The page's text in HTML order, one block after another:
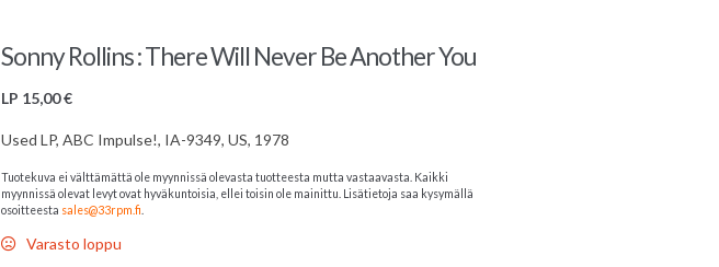
Sonny Rollins : There Will Never Be Another You
LP 15,00€
Used LP, ABC Impulse!, IA-9349, US, 1978
Tuotekuva ei välttämättä ole myynnissä olevasta tuotteesta mutta vastaavasta. Kaikki
myynnissä olevat levyt ovat hyväkuntoisia, ellei toisin ole mainittu. Lisätietoja saa kysymällä
osoitteesta sales@33rpm.fi
Varasto loppu